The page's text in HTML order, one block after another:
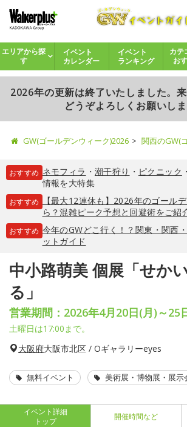
エリアから探
す
イベント
カレンダー
イベント
ランキング
カテ
お
2026年の更新は終了いたしました。
どうぞよろしくお願いしま
GW(ゴールデンウィーク)2026 関西のGW(
おすすめ ネモフィラ ・ 潮干狩り ・ ピクニック ・
情報を大特集
おすすめ
【最大12連休も】2026年のゴール
ら？混雑ピーク予想と回避術をご紹
おすすめ 今年のGWどこ行く！？関東・関西
ットガイド
中小路萌美 個展「せか
る」
営業期間：2026年4月20日(月)～25
土曜日は17:00まで。
大阪府大阪市北区 / Oギャラリーeyes
無料イベント 美術展・博物展・展示
イベント詳細
トップ
開催時間など